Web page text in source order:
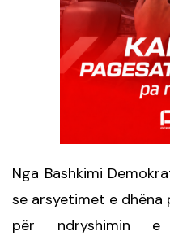
Nga Bashkimi
se arsyetimet e dhëna
për ndryshimin